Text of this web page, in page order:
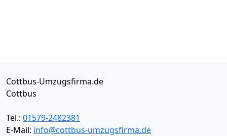
Cottbus-Umzugsfirma.de
Cottbus
Tel.: 01579-2482381
E-Mail: info@cottbus-umzugsfirma.de